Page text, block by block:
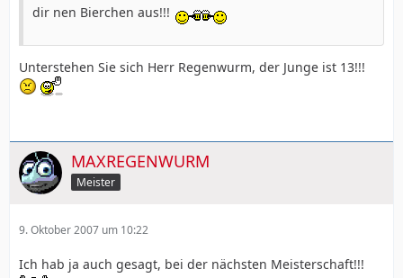
dir nen Bierchen aus!!!
Unterstehen Sie sich Herr Regenwurm, der Junge ist 13!!!
MAXREGENWURM
Meister
9. Oktober 2007 um 10:22
Ich hab ja auch gesagt, bei der nächsten Meisterschaft!!!